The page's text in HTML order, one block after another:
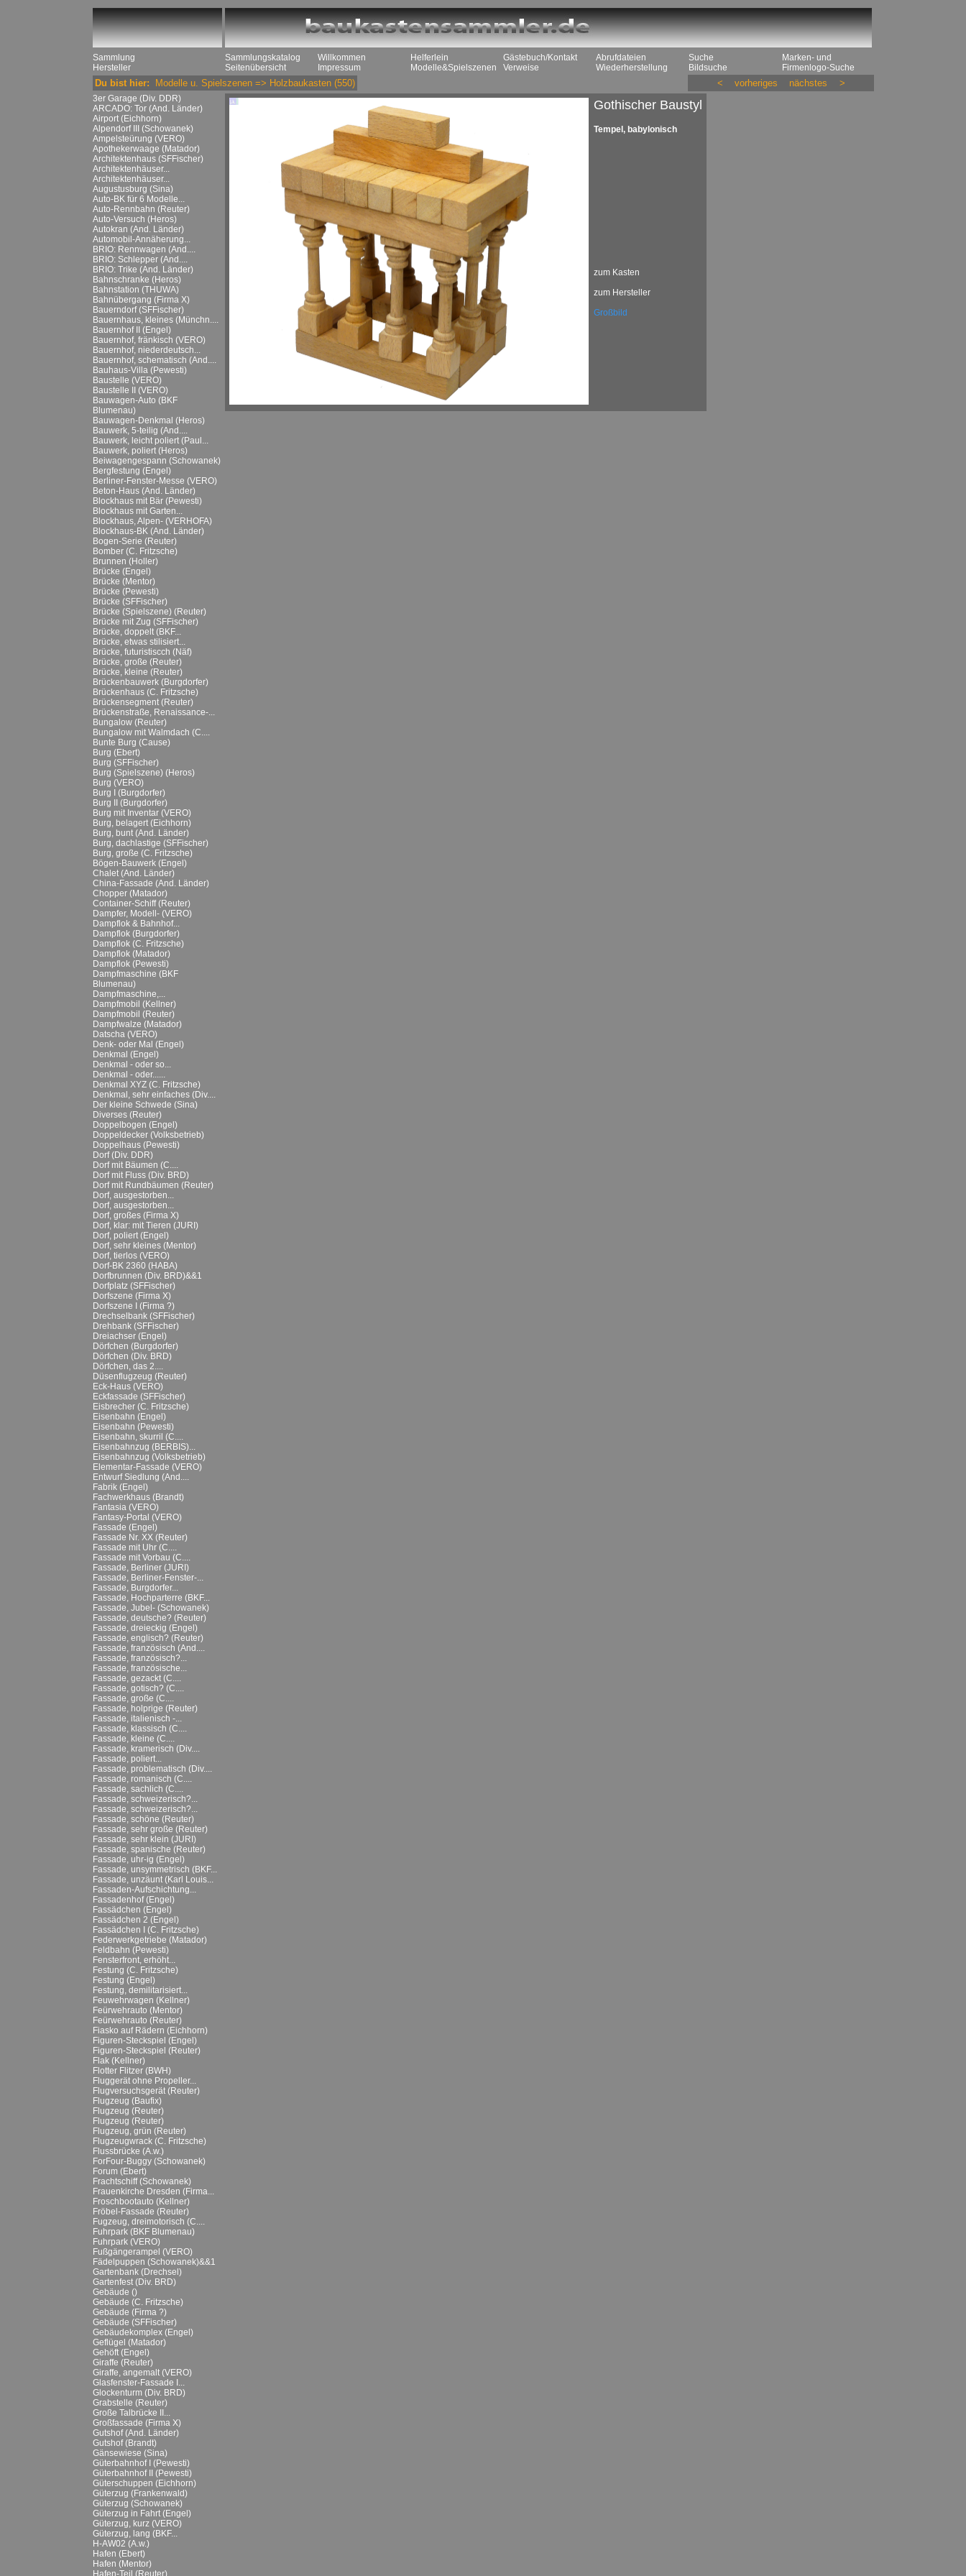
Sammlung
Hersteller
Sammlungskatalog
Seitenübersicht
Willkommen
Impressum
Helferlein
Modelle&Spielszenen
Gästebuch/Kontakt
Verweise
Abrufdateien
Wiederherstellung
Suche
Bildsuche
Marken- und
Firmenlogo-Suche
Du bist hier: Modelle u. Spielszenen => Holzbaukasten (550) < vorheriges nächstes >
3er Garage (Div. DDR)
ARCADO: Tor (And. Länder)
Airport (Eichhorn)
Alpendorf III (Schowanek)
Ampelsteürung (VERO)
Apothekerwaage (Matador)
Architektenhaus (SFFischer)
Architektenhäuser...
Architektenhäuser...
Augustusburg (Sina)
Auto-BK für 6 Modelle...
Auto-Rennbahn (Reuter)
Auto-Versuch (Heros)
Autokran (And. Länder)
Automobil-Annäherung...
BRIO: Rennwagen (And....
BRIO: Schlepper (And....
BRIO: Trike (And. Länder)
Bahnschranke (Heros)
Bahnstation (THUWA)
Bahnübergang (Firma X)
Bauerndorf (SFFischer)
Bauernhaus, kleines (Münchn....
Bauernhof II (Engel)
Bauernhof, fränkisch (VERO)
Bauernhof, niederdeutsch...
Bauernhof, schematisch (And....
Bauhaus-Villa (Pewesti)
Baustelle (VERO)
Baustelle II (VERO)
Bauwagen-Auto (BKF
Blumenau)
Bauwagen-Denkmal (Heros)
Bauwerk, 5-teilig (And....
Bauwerk, leicht poliert (Paul...
Bauwerk, poliert (Heros)
Beiwagengespann (Schowanek)
Bergfestung (Engel)
Berliner-Fenster-Messe (VERO)
Beton-Haus (And. Länder)
Blockhaus mit Bär (Pewesti)
Blockhaus mit Garten...
Blockhaus, Alpen- (VERHOFA)
Blockhaus-BK (And. Länder)
Bogen-Serie (Reuter)
Bomber (C. Fritzsche)
Brunnen (Holler)
Brücke (Engel)
Brücke (Mentor)
Brücke (Pewesti)
Brücke (SFFischer)
Brücke (Spielszene) (Reuter)
Brücke mit Zug (SFFischer)
Brücke, doppelt (BKF...
Brücke, etwas stilisiert...
Brücke, futuristiscch (Näf)
Brücke, große (Reuter)
Brücke, kleine (Reuter)
Brückenbauwerk (Burgdorfer)
Brückenhaus (C. Fritzsche)
Brückensegment (Reuter)
Brückenstraße, Renaissance-...
Bungalow (Reuter)
Bungalow mit Walmdach (C....
Bunte Burg (Cause)
Burg (Ebert)
Burg (SFFischer)
Burg (Spielszene) (Heros)
Burg (VERO)
Burg I (Burgdorfer)
Burg II (Burgdorfer)
Burg mit Inventar (VERO)
Burg, belagert (Eichhorn)
Burg, bunt (And. Länder)
Burg, dachlastige (SFFischer)
Burg, große (C. Fritzsche)
Bögen-Bauwerk (Engel)
Chalet (And. Länder)
China-Fassade (And. Länder)
Chopper (Matador)
Container-Schiff (Reuter)
Dampfer, Modell- (VERO)
Dampflok & Bahnhof...
Dampflok (Burgdorfer)
Dampflok (C. Fritzsche)
Dampflok (Matador)
Dampflok (Pewesti)
Dampfmaschine (BKF
Blumenau)
Dampfmaschine,...
Dampfmobil (Kellner)
Dampfmobil (Reuter)
Dampfwalze (Matador)
Datscha (VERO)
Denk- oder Mal (Engel)
Denkmal (Engel)
Denkmal - oder so...
Denkmal - oder......
Denkmal XYZ (C. Fritzsche)
Denkmal, sehr einfaches (Div....
Der kleine Schwede (Sina)
Diverses (Reuter)
Doppelbogen (Engel)
Doppeldecker (Volksbetrieb)
Doppelhaus (Pewesti)
Dorf (Div. DDR)
Dorf mit Bäumen (C....
Dorf mit Fluss (Div. BRD)
Dorf mit Rundbäumen (Reuter)
Dorf, ausgestorben...
Dorf, ausgestorben...
Dorf, großes (Firma X)
Dorf, klar: mit Tieren (JURI)
Dorf, poliert (Engel)
Dorf, sehr kleines (Mentor)
Dorf, tierlos (VERO)
Dorf-BK 2360 (HABA)
Dorfbrunnen (Div. BRD)&&1
Dorfplatz (SFFischer)
Dorfszene (Firma X)
Dorfszene I (Firma ?)
Drechselbank (SFFischer)
Drehbank (SFFischer)
Dreiachser (Engel)
Dörfchen (Burgdorfer)
Dörfchen (Div. BRD)
Dörfchen, das 2....
Düsenflugzeug (Reuter)
Eck-Haus (VERO)
Eckfassade (SFFischer)
Eisbrecher (C. Fritzsche)
Eisenbahn (Engel)
Eisenbahn (Pewesti)
Eisenbahn, skurril (C....
Eisenbahnzug (BERBIS)...
Eisenbahnzug (Volksbetrieb)
Elementar-Fassade (VERO)
Entwurf Siedlung (And....
Fabrik (Engel)
Fachwerkhaus (Brandt)
Fantasia (VERO)
Fantasy-Portal (VERO)
Fassade (Engel)
Fassade Nr. XX (Reuter)
Fassade mit Uhr (C....
Fassade mit Vorbau (C....
Fassade, Berliner (JURI)
Fassade, Berliner-Fenster-...
Fassade, Burgdorfer...
Fassade, Hochparterre (BKF...
Fassade, Jubel- (Schowanek)
Fassade, deutsche? (Reuter)
Fassade, dreieckig (Engel)
Fassade, englisch? (Reuter)
Fassade, französisch (And....
Fassade, französisch?...
Fassade, französische...
Fassade, gezackt (C....
Fassade, gotisch? (C....
Fassade, große (C....
Fassade, holprige (Reuter)
Fassade, italienisch -...
Fassade, klassisch (C....
Fassade, kleine (C....
Fassade, kramerisch (Div....
Fassade, poliert...
Fassade, problematisch (Div....
Fassade, romanisch (C....
Fassade, sachlich (C....
Fassade, schweizerisch?...
Fassade, schweizerisch?...
Fassade, schöne (Reuter)
Fassade, sehr große (Reuter)
Fassade, sehr klein (JURI)
Fassade, spanische (Reuter)
Fassade, uhr-ig (Engel)
Fassade, unsymmetrisch (BKF...
Fassade, unzäunt (Karl Louis...
Fassaden-Aufschichtung...
Fassadenhof (Engel)
Fassädchen (Engel)
Fassädchen 2 (Engel)
Fassädchen I (C. Fritzsche)
Federwerkgetriebe (Matador)
Feldbahn (Pewesti)
Fensterfront, erhöht...
Festung (C. Fritzsche)
Festung (Engel)
Festung, demilitarisiert...
Feuwehrwagen (Kellner)
Feürwehrauto (Mentor)
Feürwehrauto (Reuter)
Fiasko auf Rädern (Eichhorn)
Figuren-Steckspiel (Engel)
Figuren-Steckspiel (Reuter)
Flak (Kellner)
Flotter Flitzer (BWH)
Fluggerät ohne Propeller...
Flugversuchsgerät (Reuter)
Flugzeug (Baufix)
Flugzeug (Reuter)
Flugzeug (Reuter)
Flugzeug, grün (Reuter)
Flugzeugwrack (C. Fritzsche)
Flussbrücke (A.w.)
ForFour-Buggy (Schowanek)
Forum (Ebert)
Frachtschiff (Schowanek)
Frauenkirche Dresden (Firma...
Froschbootauto (Kellner)
Fröbel-Fassade (Reuter)
Fugzeug, dreimotorisch (C....
Fuhrpark (BKF Blumenau)
Fuhrpark (VERO)
Fußgängerampel (VERO)
Fädelpuppen (Schowanek)&&1
Gartenbank (Drechsel)
Gartenfest (Div. BRD)
Gebäude ()
Gebäude (C. Fritzsche)
Gebäude (Firma ?)
Gebäude (SFFischer)
Gebäudekomplex (Engel)
Geflügel (Matador)
Gehöft (Engel)
Giraffe (Reuter)
Giraffe, angemalt (VERO)
Glasfenster-Fassade I...
Glockenturm (Div. BRD)
Grabstelle (Reuter)
Große Talbrücke II...
Großfassade (Firma X)
Gutshof (And. Länder)
Gutshof (Brandt)
Gänsewiese (Sina)
Güterbahnhof I (Pewesti)
Güterbahnhof II (Pewesti)
Güterschuppen (Eichhorn)
Güterzug (Frankenwald)
Güterzug (Schowanek)
Güterzug in Fahrt (Engel)
Güterzug, kurz (VERO)
Güterzug, lang (BKF...
H-AW02 (A.w.)
Hafen (Ebert)
Hafen (Mentor)
Hafen-Teil (Reuter)
Gothischer Baustyl
Tempel, babylonisch
zum Kasten
zum Hersteller
Großbild